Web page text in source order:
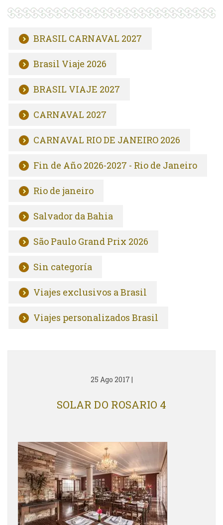
BRASIL CARNAVAL 2027
Brasil Viaje 2026
BRASIL VIAJE 2027
CARNAVAL 2027
CARNAVAL RIO DE JANEIRO 2026
Fin de Año 2026-2027 - Rio de Janeiro
Rio de janeiro
Salvador da Bahia
São Paulo Grand Prix 2026
Sin categoría
Viajes exclusivos a Brasil
Viajes personalizados Brasil
25 Ago 2017 |
SOLAR DO ROSARIO 4